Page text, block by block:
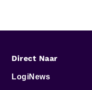
Direct Naar
LogiNews